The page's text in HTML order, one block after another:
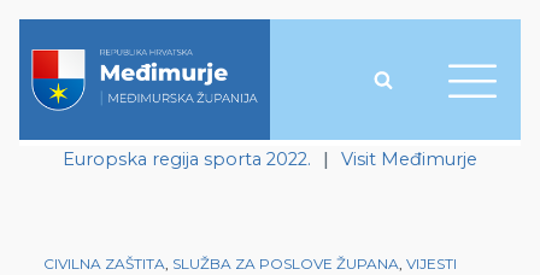
Europska regija sporta 2022. | Visit Međimurje
CIVILNA ZAŠTITA, SLUŽBA ZA POSLOVE ŽUPANA, VIJESTI